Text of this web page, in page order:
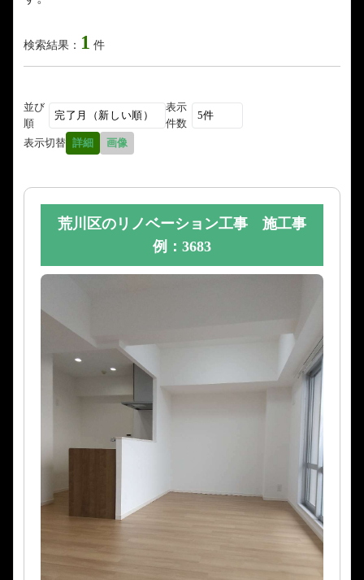
検索結果： 1 件
並び
順
表示
件数
表示切替 詳細 画像
荒川区のリノベーション工事 施工事
例：3683